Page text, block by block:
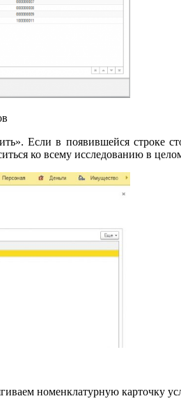
Если в появившейся строке
ко всему исследованию в
номенклатурную карточку